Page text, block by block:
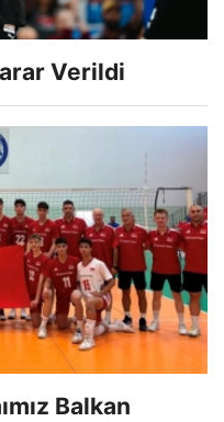
Verildi
Balkan